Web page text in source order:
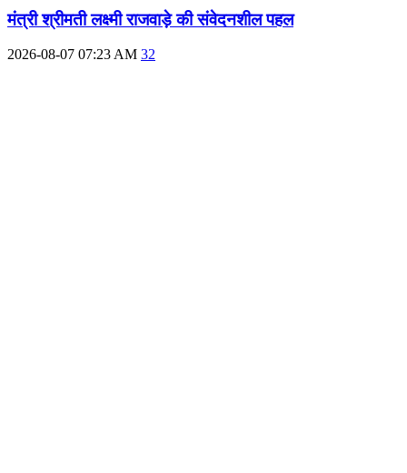
मंत्री श्रीमती लक्ष्मी राजवाड़े की संवेदनशील पहल
2026-08-07 07:23 AM 32